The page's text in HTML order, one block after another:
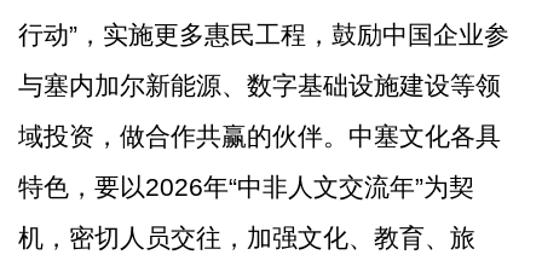
行动”，实施更多惠民工程，鼓励中国企业参
与塞内加尔新能源、数字基础设施建设等领
域投资，做合作共赢的伙伴。中塞文化各具
特色，要以2026年“中非人文交流年”为契
机，密切人员交往，加强文化、教育、旅